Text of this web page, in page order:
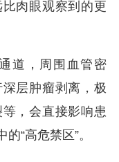
肉眼观察到的更
道，周围血管密
层肿瘤剥离，极
，会直接影响患
“高危禁区”。